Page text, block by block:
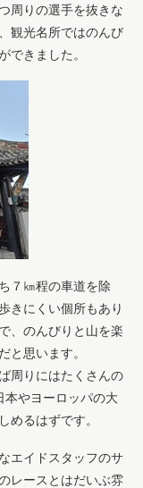
周りの選手を抜きな
観光名所ではのんび
できました。
７㎞程の車道を除
きにくい個所もあり
、のんびりと山を楽
と思います。
周りにはたくさんの
本やヨーロッパの大
めるはずです。
エイドスタッフのサ
レースとはだいぶ雰